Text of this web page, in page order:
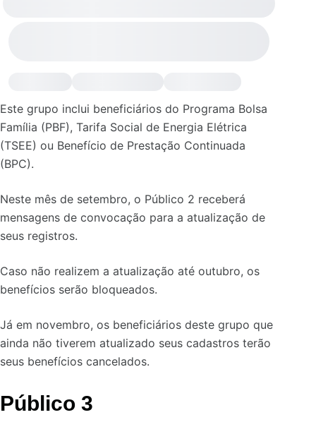
Este grupo inclui beneficiários do Programa Bolsa
Família (PBF), Tarifa Social de Energia Elétrica
(TSEE) ou Benefício de Prestação Continuada
(BPC).
Neste mês de setembro, o Público 2 receberá
mensagens de convocação para a atualização de
seus registros.
Caso não realizem a atualização até outubro, os
benefícios serão bloqueados.
Já em novembro, os beneficiários deste grupo que
ainda não tiverem atualizado seus cadastros terão
seus benefícios cancelados.
Público 3